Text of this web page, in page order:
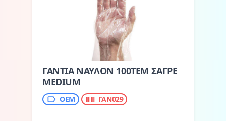
ΓΑΝΤΙΑ ΝΑΥΛΟΝ 100ΤΕΜ ΣΑΓΡΕ
MEDIUM
OEM ΓΑΝ029